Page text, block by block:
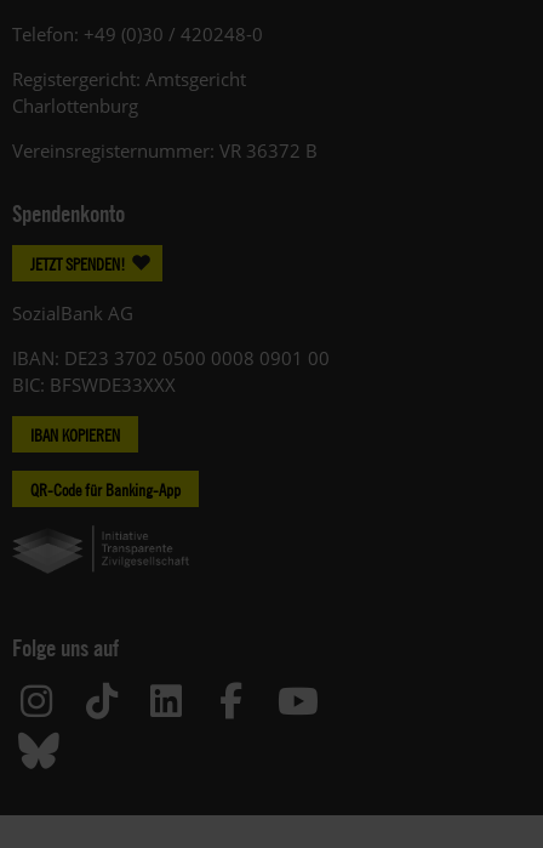
Telefon: +49 (0)30 / 420248-0
Registergericht: Amtsgericht
Charlottenburg
Vereinsregisternummer: VR 36372 B
Spendenkonto
JETZT SPENDEN!
SozialBank AG
IBAN: DE23 3702 0500 0008 0901 00
BIC: BFSWDE33XXX
IBAN KOPIEREN
QR-Code für Banking-App
Folge uns auf